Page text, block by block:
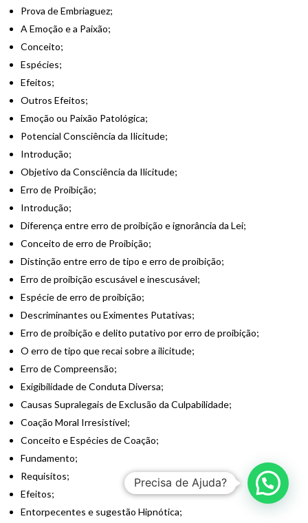
Prova de Embriaguez;
A Emoção e a Paixão;
Conceito;
Espécies;
Efeitos;
Outros Efeitos;
Emoção ou Paixão Patológica;
Potencial Consciência da Ilicitude;
Introdução;
Objetivo da Consciência da Ilicitude;
Erro de Proibição;
Introdução;
Diferença entre erro de proibição e ignorância da Lei;
Conceito de erro de Proibição;
Distinção entre erro de tipo e erro de proibição;
Erro de proibição escusável e inescusável;
Espécie de erro de proibição;
Descriminantes ou Eximentes Putativas;
Erro de proibição e delito putativo por erro de proibição;
O erro de tipo que recai sobre a ilicitude;
Erro de Compreensão;
Exigibilidade de Conduta Diversa;
Causas Supralegais de Exclusão da Culpabilidade;
Coação Moral Irresistível;
Conceito e Espécies de Coação;
Fundamento;
Requisitos;
Efeitos;
Entorpecentes e sugestão Hipnótica;
Precisa de Ajuda?